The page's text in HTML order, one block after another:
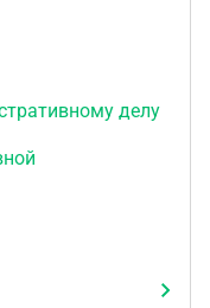
делу